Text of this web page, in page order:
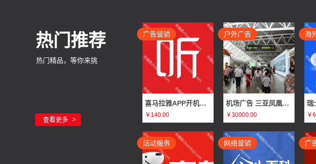
合肥零百域智能科技有限公司需求 电梯广告
浙江网经社信息科技有限公司需求 否广告
黄V认证广告
武汉市坤灵广告策划有限公司需求
否广告
热门推荐
热门精品，等你来挑
查看更多
喜马拉雅APP开机屏广告（静态图片 3秒/全屏/非全屏）
￥140.00
广告营销
机场广告 三亚凤凰国际机场T1国内出发刷屏广告推广
￥30000.00
户外广告
瑞
￥
海
活动服务 网络营销 广